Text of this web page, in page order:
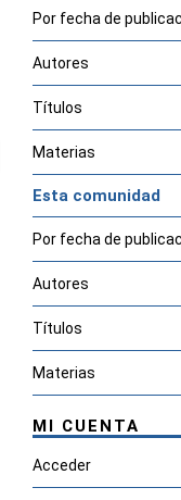
Por fecha de
Autores
Títulos
Materias
Esta comunidad
Por fecha de
Autores
Títulos
Materias
MI CUENTA
Acceder